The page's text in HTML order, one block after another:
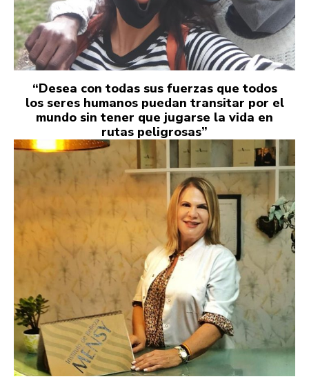
“Desea con todas sus fuerzas que todos
los seres humanos puedan transitar por el
mundo sin tener que jugarse la vida en
rutas peligrosas”